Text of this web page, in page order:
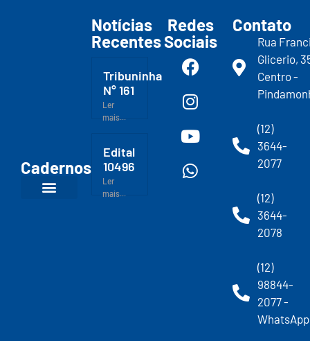
Cadernos
Notícias
Recentes
Tribuninha
N° 161
Ler
mais...
Edital
10496
Ler
mais...
Redes
Sociais
Contato
Rua
Glicerio,
Centro -
(12)
3644-
2077
(12)
3644-
2078
(12)
98844-
2077 -
WhatsApp